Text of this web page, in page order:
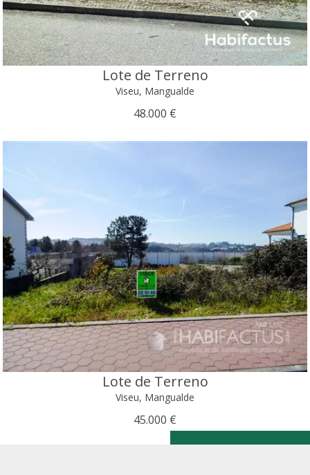
Lote de Terreno
Viseu, Mangualde
48.000 €
Lote de Terreno
Viseu, Mangualde
45.000 €